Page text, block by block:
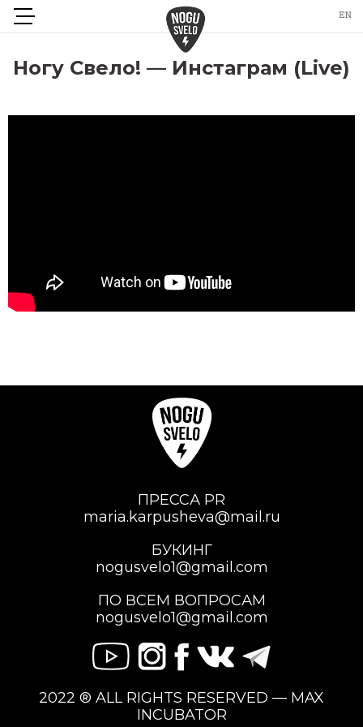
Ногу Свело! — Инстаграм (Live)
ПРЕССА PR
maria.karpusheva@mail.ru
БУКИНГ
nogusvelo1@gmail.com
ПО ВСЕМ ВОПРОСАМ
nogusvelo1@gmail.com
2022 ® ALL RIGHTS RESERVED — MAX
INCUBATOR